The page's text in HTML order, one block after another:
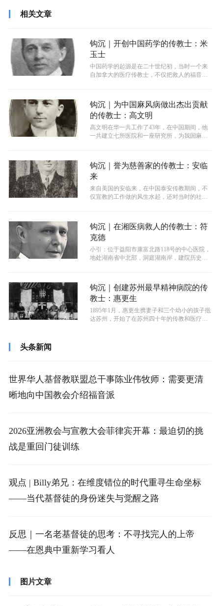
相关文章
钩沉｜开创中国药学的传教士：米
玉士
中国药学的起源是在二十世纪初，当时一个来
自加拿大的医疗传教士，不仅把救人的福音带
钩沉｜为中国麻风病做出杰出贡献
的传教士：高文明
高文明在华一共工作了43年，在中国期间，他
一共建立七所医院和一座研究所，为我国麻风
钩沉｜誉为慈善家的传教士：安临
来
来自美国的安临来，在中国泰安传教期间，不
仅宣教的工作做的风生水起，还对当时的社会
钩沉｜在湘医病救人的传教士：符
克德
小引：位于益阳市康富北路118号的中心医院，
地处湖南省中北部，洞庭湖南岸，建院历史可
钩沉｜创建苏州最早精神病院的传
教士：惠更生
1895年1月，惠更生携妻子和三个幼小的孩子抵
达苏州，开始了在苏州四十年的传教和医疗工
头条新闻
世界华人基督教联盟总干事陈业伟牧师：需要更清
晰地向中国教会介绍福音派
2026亚洲教会与宣教大会菲律宾开幕：最迫切的挑
战是重回门徒训练
观点 | Billy弟兄：在维度错位的时代重寻生命坐标
——当代基督徒的身份迷失与觉醒之路
反思｜一名老基督徒的思考：不寻找完人的上帝
——在恩典中重新学习看人
图片文章